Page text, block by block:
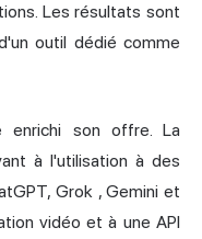
Les résultats sont
outil dédié comme
enrichi son offre. La
à l'utilisation à des
Grok, Gemini et
vidéo et à une API